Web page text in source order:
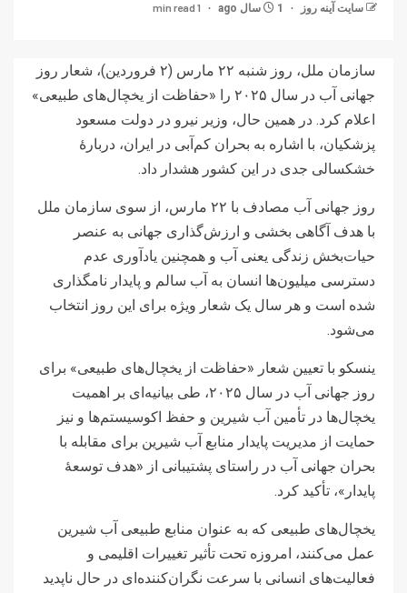
سایت آینه‌ روز 1 سال ago 1 min read
سازمان ملل، روز شنبه ٢٢ مارس (۲ فروردین)، شعار روز
جهانی آب در سال ۲۰۲۵ را «حفاظت از یخچال‌های طبیعی»
اعلام کرد. در همین حال، وزیر نیرو در دولت مسعود
پزشکیان، با اشاره به بحران کم‌آبی در ایران، دربارۀ
خشکسالی جدی در این کشور هشدار داد.
روز جهانی آب مصادف با ٢٢ مارس، از سوی سازمان ملل
با هدف آگاهی بخشی و ارزش‌گذاری جهانی به عنصر
حیات‌بخش زندگی یعنی آب و همچنین یادآوری عدم
دسترسی میلیون‌ها انسان به آب سالم و پایدار نامگذاری
شده است و هر سال یک شعار ویژه برای این روز انتخاب
می‌شود.
ینسکو با تعیین شعار «حفاظت از یخچال‌های طبیعی» برای
روز جهانی آب در سال ۲٠۲۵، طی بیانیه‌ای بر اهمیت
یخچال‌ها در تأمین آب شیرین و حفظ اکوسیستم‌ها و نیز
حمایت از مدیریت پایدار منابع آب شیرین برای مقابله با
بحران جهانی آب در راستای پشتیبانی از «هدف توسعۀ
پایدار»، تأکید کرد.
یخچال‌های طبیعی که به عنوان منابع طبیعی آب شیرین
عمل می‌کنند، امروزه تحت تأثیر تغییرات اقلیمی و
فعالیت‌های انسانی با سرعت نگران‌کننده‌ای در حال ناپدید